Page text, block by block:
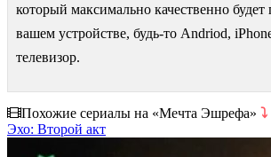
который максимально качественно будет
вашем устройстве, будь-то Andriod,
телевизор.
Похожие сериалы на «Мечта Эшрефа» ⤵
Эхо: Второй акт